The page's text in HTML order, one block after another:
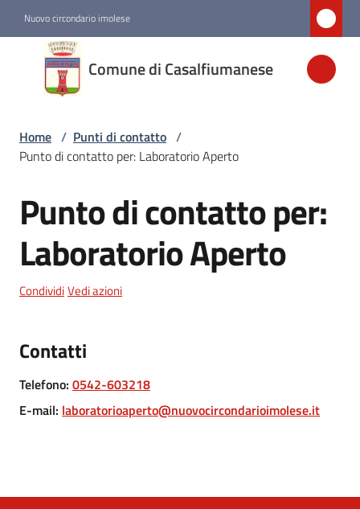
Nuovo circondario imolese
Comune di Casalfiumanese
Comune di
Casalfiumanese
Amministrazione
Casalfiumanese
5x1000
Home / Punti di contatto /
Punto di contatto per: Laboratorio Aperto
Salta al contenuto
Punto di contatto per:
Laboratorio Aperto
CondividiVedi azioni
Contatti
Telefono: 0542-603218
E-mail: laboratorioaperto@nuovocircondarioimolese.it